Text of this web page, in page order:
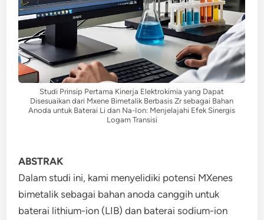
Studi Prinsip Pertama Kinerja Elektrokimia yang Dapat
Disesuaikan dari Mxene Bimetalik Berbasis Zr sebagai Bahan
Anoda untuk Baterai Li dan Na-Ion: Menjelajahi Efek Sinergis
Logam Transisi
ABSTRAK
Dalam studi ini, kami menyelidiki potensi MXenes
bimetalik sebagai bahan anoda canggih untuk
baterai lithium-ion (LIB) dan baterai sodium-ion